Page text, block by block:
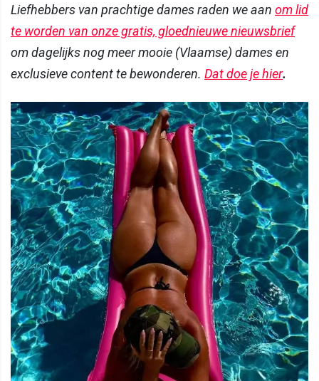
Liefhebbers van prachtige dames raden we aan om lid
te worden van onze gratis, gloednieuwe nieuwsbrief
om dagelijks nog meer mooie (Vlaamse) dames en
exclusieve content te bewonderen. Dat doe je hier.